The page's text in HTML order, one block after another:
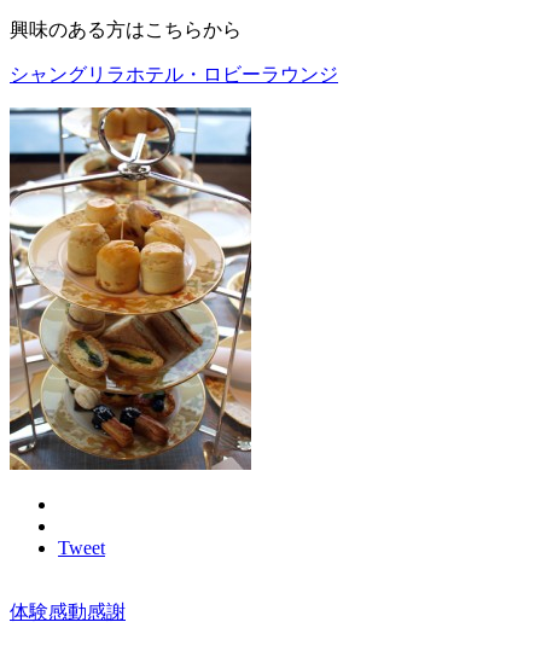
興味のある方はこちらから
シャングリラホテル・ロビーラウンジ
Tweet
体験感動感謝